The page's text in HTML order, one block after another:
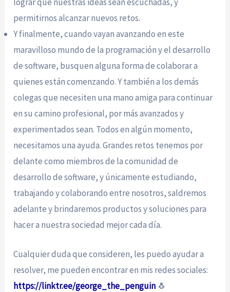
permitirnos alcanzar nuevos retos.
Y finalmente, cuando vayan avanzando en este
maravilloso mundo de la programación y el desarrollo
de software, busquen alguna forma de colaborar a
quienes están comenzando. Y también a los demás
colegas que necesiten una mano amiga para continuar
en su camino profesional, por más avanzados y
experimentados sean. Todos en algún momento,
necesitamos una ayuda. Grandes retos tenemos por
delante como miembros de la comunidad de
desarrollo de software, y únicamente estudiando,
trabajando y colaborando entre nosotros, saldremos
adelante y brindaremos productos y soluciones para
hacer a nuestra sociedad mejor cada día.
Cualquier duda que consideren, les puedo ayudar a
resolver, me pueden encontrar en mis redes sociales:
https://linktr.ee/george_the_penguin 🐧